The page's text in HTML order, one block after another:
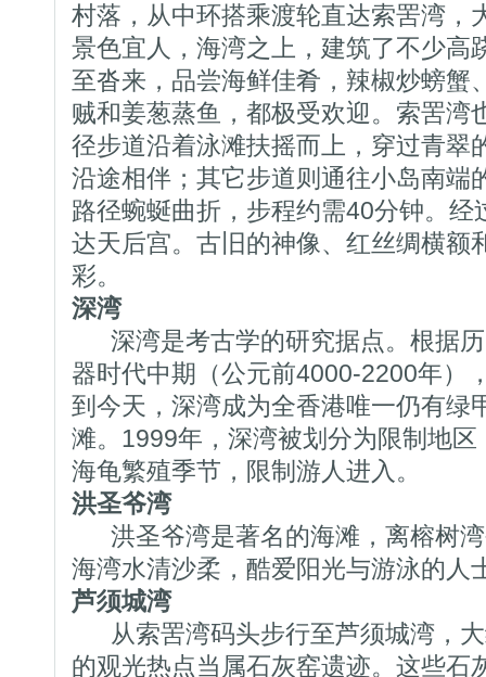
村落，从中环搭乘渡轮直达索罟湾，
景色宜人，海湾之上，建筑了不少高
至沓来，品尝海鲜佳肴，辣椒炒螃蟹
贼和姜葱蒸鱼，都极受欢迎。索罟湾
径步道沿着泳滩扶摇而上，穿过青翠
沿途相伴；其它步道则通往小岛南端
路径蜿蜒曲折，步程约需40分钟。经
达天后宫。古旧的神像、红丝绸横额
彩。
深湾
深湾是考古学的研究据点。根据历
器时代中期（公元前4000-2200年）
到今天，深湾成为全香港唯一仍有绿
滩。1999年，深湾被划分为限制地
海龟繁殖季节，限制游人进入。
洪圣爷湾
洪圣爷湾是著名的海滩，离榕树
海湾水清沙柔，酷爱阳光与游泳的人
芦须城湾
从索罟湾码头步行至芦须城湾，
的观光热点当属石灰窑遗迹。这些石